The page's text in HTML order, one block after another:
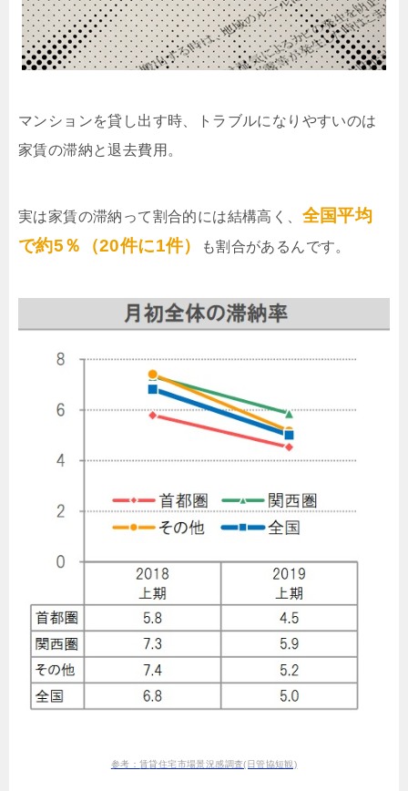
マンションを貸し出す時、トラブルになりやすいのは
家賃の滞納と退去費用。
実は家賃の滞納って割合的には結構高く、 全国平均
で約5％（20件に1件）
も割合があるんです。
参考：賃貸住宅市場景況感調査(日管協短観)